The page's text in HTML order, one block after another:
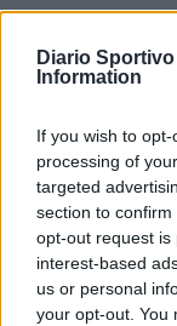
Diario Sportivo
Information
If you wish to
processing of
targeted
section to
opt-out request is
interest-based
us or personal
your opt-out. You